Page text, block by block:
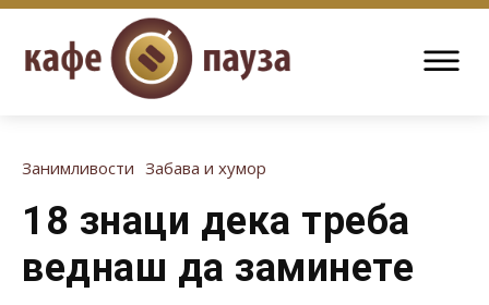
Занимливости Забава и хумор
18 знаци дека треба
веднаш да заминете